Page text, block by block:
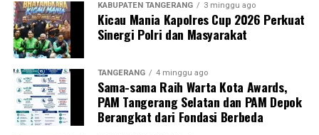
KABUPATEN TANGERANG 3 minggu ago
Kicau Mania Kapolres Cup 2026 Perkuat
Sinergi Polri dan Masyarakat
TANGERANG 4 minggu ago
Sama-sama Raih Warta Kota Awards,
PAM Tangerang Selatan dan PAM Depok
Berangkat dari Fondasi Berbeda